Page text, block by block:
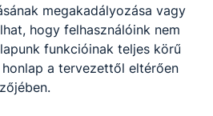
megakadályozása vagy
hogy felhasználóink nem
funkcióinak teljes körű
a tervezettől eltérően